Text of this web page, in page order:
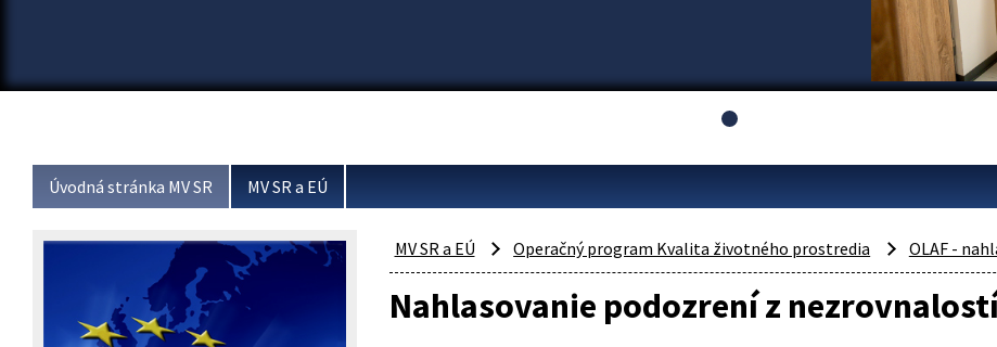
Úvodná stránka MV SR MV SR a EÚ
MV SR a EÚ Operačný program Kvalita životného prostredia OLAF -
Nahlasovanie podozrení z